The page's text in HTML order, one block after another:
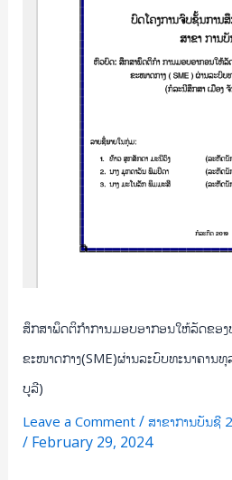
ສຶກສາພຶດຕິກຳການມອບອາກອນໃຫ້ລັດຂອ
ຂະໜາດກາງ(SME)ຜ່ານລະບົບທະນາຄານ
ບູລີ)
Leave a Comment / ສາຂາການບັນຊີ
/ February 29, 2024
ທຸລະກິດ(ກໍລະນີ
ຈັນທະ
ລີ)